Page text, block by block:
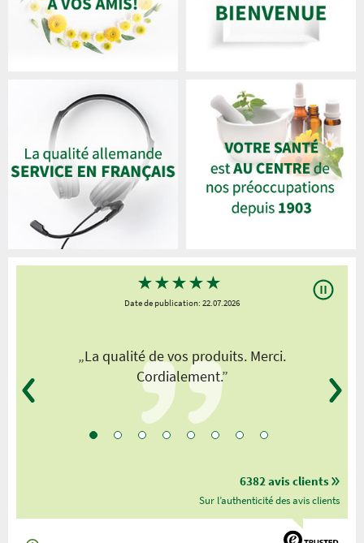
★★★★★
Date de publication: 22.07.2026
„La qualité de vos produits. Merci.
Cordialement.”
6382 avis clients
Sur l’authenticité des avis clients